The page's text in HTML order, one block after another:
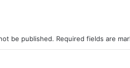
be published. Required fields are